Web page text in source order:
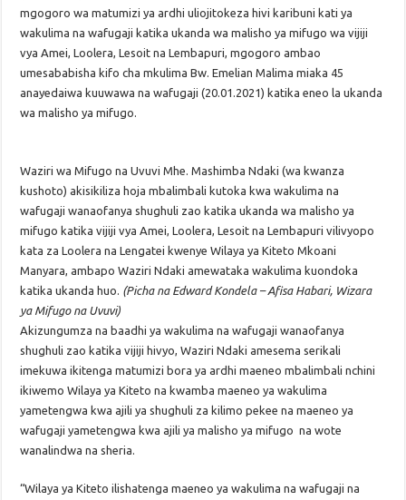
mgogoro wa matumizi ya ardhi uliojitokeza hivi karibuni kati ya
wakulima na wafugaji katika ukanda wa malisho ya mifugo wa vijiji
vya Amei, Loolera, Lesoit na Lembapuri, mgogoro ambao
umesababisha kifo cha mkulima Bw. Emelian Malima miaka 45
anayedaiwa kuuwawa na wafugaji (20.01.2021) katika eneo la ukanda
wa malisho ya mifugo.
Waziri wa Mifugo na Uvuvi Mhe. Mashimba Ndaki (wa kwanza
kushoto) akisikiliza hoja mbalimbali kutoka kwa wakulima na
wafugaji wanaofanya shughuli zao katika ukanda wa malisho ya
mifugo katika vijiji vya Amei, Loolera, Lesoit na Lembapuri vilivyopo
kata za Loolera na Lengatei kwenye Wilaya ya Kiteto Mkoani
Manyara, ambapo Waziri Ndaki amewataka wakulima kuondoka
katika ukanda huo. (Picha na Edward Kondela – Afisa Habari, Wizara
ya Mifugo na Uvuvi)
Akizungumza na baadhi ya wakulima na wafugaji wanaofanya
shughuli zao katika vijiji hivyo, Waziri Ndaki amesema serikali
imekuwa ikitenga matumizi bora ya ardhi maeneo mbalimbali nchini
ikiwemo Wilaya ya Kiteto na kwamba maeneo ya wakulima
yametengwa kwa ajili ya shughuli za kilimo pekee na maeneo ya
wafugaji yametengwa kwa ajili ya malisho ya mifugo na wote
wanalindwa na sheria.
“Wilaya ya Kiteto ilishatenga maeneo ya wakulima na wafugaji na